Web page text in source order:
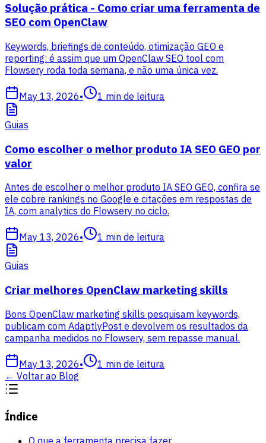
Solução prática - Como criar uma ferramenta de
SEO com OpenClaw
Keywords, briefings de conteúdo, otimização GEO e
reporting: é assim que um OpenClaw SEO tool com
Flowsery roda toda semana, e não uma única vez.
May 13, 2026• 1 min de leitura
Guias
Como escolher o melhor produto IA SEO GEO por
valor
Antes de escolher o melhor produto IA SEO GEO, confira se
ele cobre rankings no Google e citações em respostas de
IA, com analytics do Flowsery no ciclo.
May 13, 2026• 1 min de leitura
Guias
Criar melhores OpenClaw marketing skills
Bons OpenClaw marketing skills pesquisam keywords,
publicam com AdaptlyPost e devolvem os resultados da
campanha medidos no Flowsery, sem repasse manual.
May 13, 2026• 1 min de leitura
← Voltar ao Blog
Índice